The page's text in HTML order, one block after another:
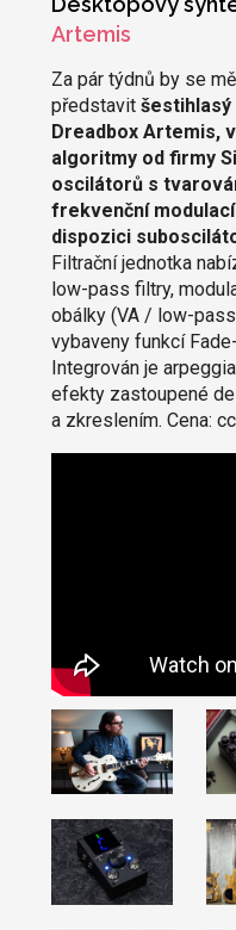
Artemis
Za pár týdnů by se
představit
Dreadbox Artemis,
algoritmy od firmy
oscilátorů s
frekvenční
dispozici
Filtrační jednotka
low-pass filtry,
obálky (VA / low-
vybaveny funkcí
Integrován je
efekty zastoupené
a zkreslením. Cena: